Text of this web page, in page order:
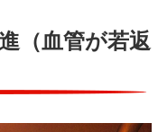
（血管が若返